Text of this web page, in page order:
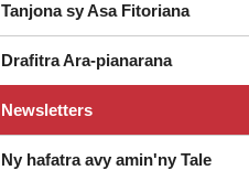
Tanjona sy Asa Fitoriana
Drafitra Ara-pianarana
Newsletters
Ny hafatra avy amin'ny Tale